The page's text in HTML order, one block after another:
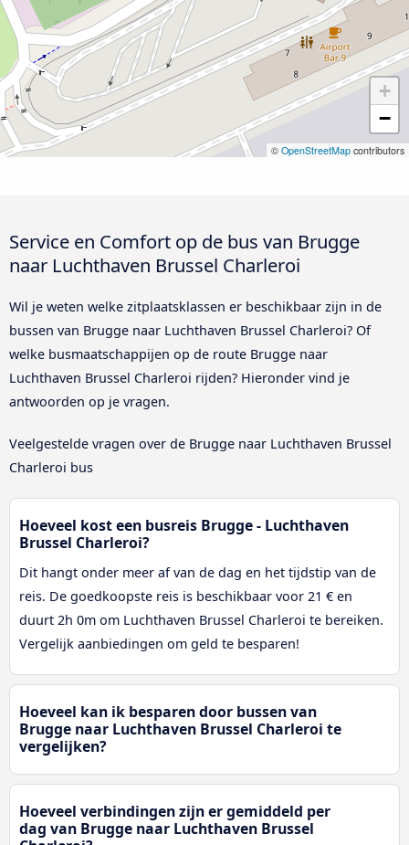
+
−
© OpenStreetMap contributors
Service en Comfort op de bus van Brugge
naar Luchthaven Brussel Charleroi
Wil je weten welke zitplaatsklassen er beschikbaar zijn in de
bussen van Brugge naar Luchthaven Brussel Charleroi? Of
welke busmaatschappijen op de route Brugge naar
Luchthaven Brussel Charleroi rijden? Hieronder vind je
antwoorden op je vragen.
Veelgestelde vragen over de Brugge naar Luchthaven Brussel
Charleroi bus
Hoeveel kost een busreis Brugge - Luchthaven
Brussel Charleroi?
Dit hangt onder meer af van de dag en het tijdstip van de
reis. De goedkoopste reis is beschikbaar voor 21 € en
duurt 2h 0m om Luchthaven Brussel Charleroi te bereiken.
Vergelijk aanbiedingen om geld te besparen!
Hoeveel kan ik besparen door bussen van
Brugge naar Luchthaven Brussel Charleroi te
vergelijken?
Hoeveel verbindingen zijn er gemiddeld per
dag van Brugge naar Luchthaven Brussel